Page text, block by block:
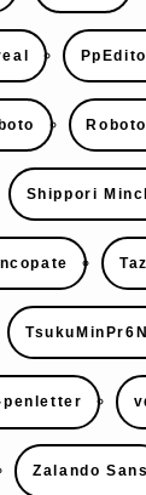
Shippori
penletter
Zalando Sans